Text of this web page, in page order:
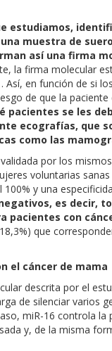
estudiamos,
muestra de
así una firma
la firma molecular
Así, en función de si
de que la
pacientes se les
ecografías, que
como las
por los
voluntarias
y una
es decir,
pacientes con
que
el cáncer de mama
descrita por el
de silenciar varios
miR-16 controla
y, de la misma